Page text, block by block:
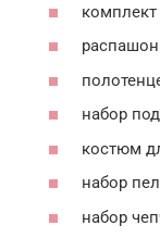
комплект
набор
костюм
набор
набор